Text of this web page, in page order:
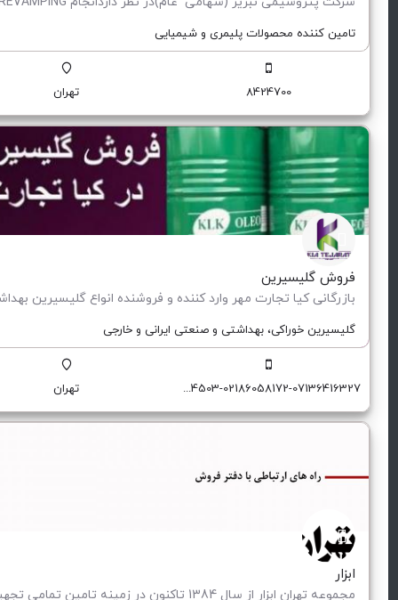
تامین کننده محصولات پلیمری و شیمیایی
8424700 تهران
فروش گلیسیرین
گلیسیرین خوراکی، بهداشتی و صنعتی ایرانی و خارجی
09129174551-09129174503-02186058172-07136416327 تهران
ابزار